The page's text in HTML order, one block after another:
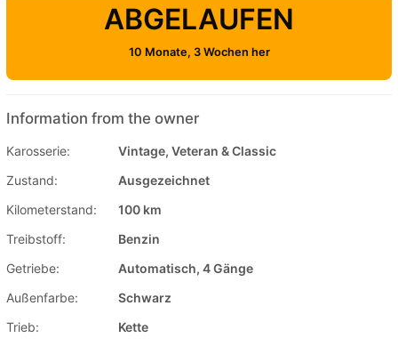
ABGELAUFEN
10 Monate, 3 Wochen her
Information from the owner
Karosserie:
Vintage, Veteran & Classic
Zustand:
Ausgezeichnet
Kilometerstand:
100 km
Treibstoff:
Benzin
Getriebe:
Automatisch, 4 Gänge
Außenfarbe:
Schwarz
Trieb:
Kette